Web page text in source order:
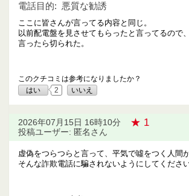
電話目的: 悪質な勧誘
ここに皆さんが言ってる内容と同じ。
以前配電盤を見させてもらったと言ってるので
言ったら切られた。
このクチコミは参考になりましたか？
はい
2 いいえ
2026年07月15日 16時10分 ★ 1
投稿ユーザー: 匿名さん
虚偽をつらつらと言って、平気で噓をつく人間
そんな詐欺電話に騙されないようにしてください